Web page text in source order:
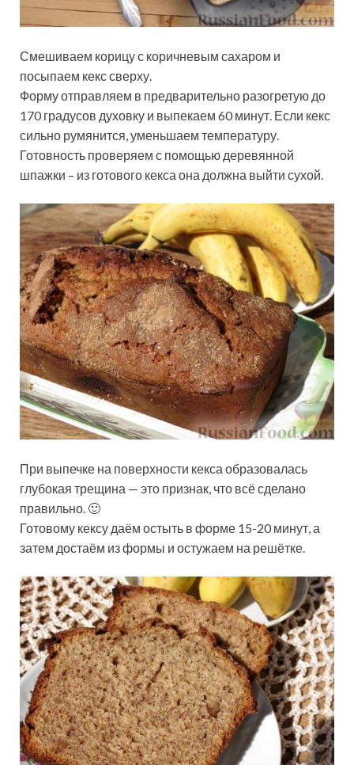
Смешиваем корицу с коричневым сахаром и
посыпаем кекс сверху.
Форму отправляем в предварительно разогретую до
170 градусов духовку и выпекаем 60 минут. Если кекс
сильно румянится, уменьшаем температуру.
Готовность проверяем с помощью деревянной
шпажки – из готового кекса она должна выйти сухой.
При выпечке на поверхности кекса образовалась
глубокая трещина — это признак, что всё сделано
правильно. 🙂
Готовому кексу даём остыть в форме 15-20 минут, а
затем достаём из формы и остужаем на решётке.